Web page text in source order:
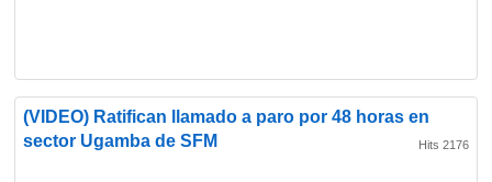
(VIDEO) Ratifican llamado a paro por 48 horas en
sector Ugamba de SFM
Hits 2176